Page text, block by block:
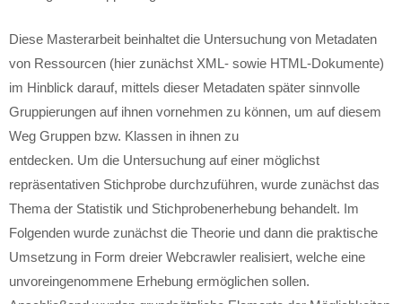
Diese Masterarbeit beinhaltet die Untersuchung von Metadaten
von Ressourcen (hier zunächst XML- sowie HTML-Dokumente)
im Hinblick darauf, mittels dieser Metadaten später sinnvolle
Gruppierungen auf ihnen vornehmen zu können, um auf diesem
Weg Gruppen bzw. Klassen in ihnen zu
entdecken. Um die Untersuchung auf einer möglichst
repräsentativen Stichprobe durchzuführen, wurde zunächst das
Thema der Statistik und Stichprobenerhebung behandelt. Im
Folgenden wurde zunächst die Theorie und dann die praktische
Umsetzung in Form dreier Webcrawler realisiert, welche eine
unvoreingenommene Erhebung ermöglichen sollen.